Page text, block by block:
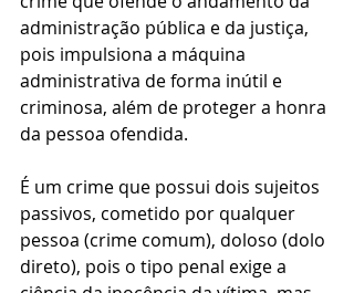
administração pública e da justiça,
pois impulsiona a máquina
administrativa de forma inútil e
criminosa, além de proteger a honra
da pessoa ofendida.
É um crime que possui dois sujeitos
passivos, cometido por qualquer
pessoa (crime comum), doloso (dolo
direto), pois o tipo penal exige a